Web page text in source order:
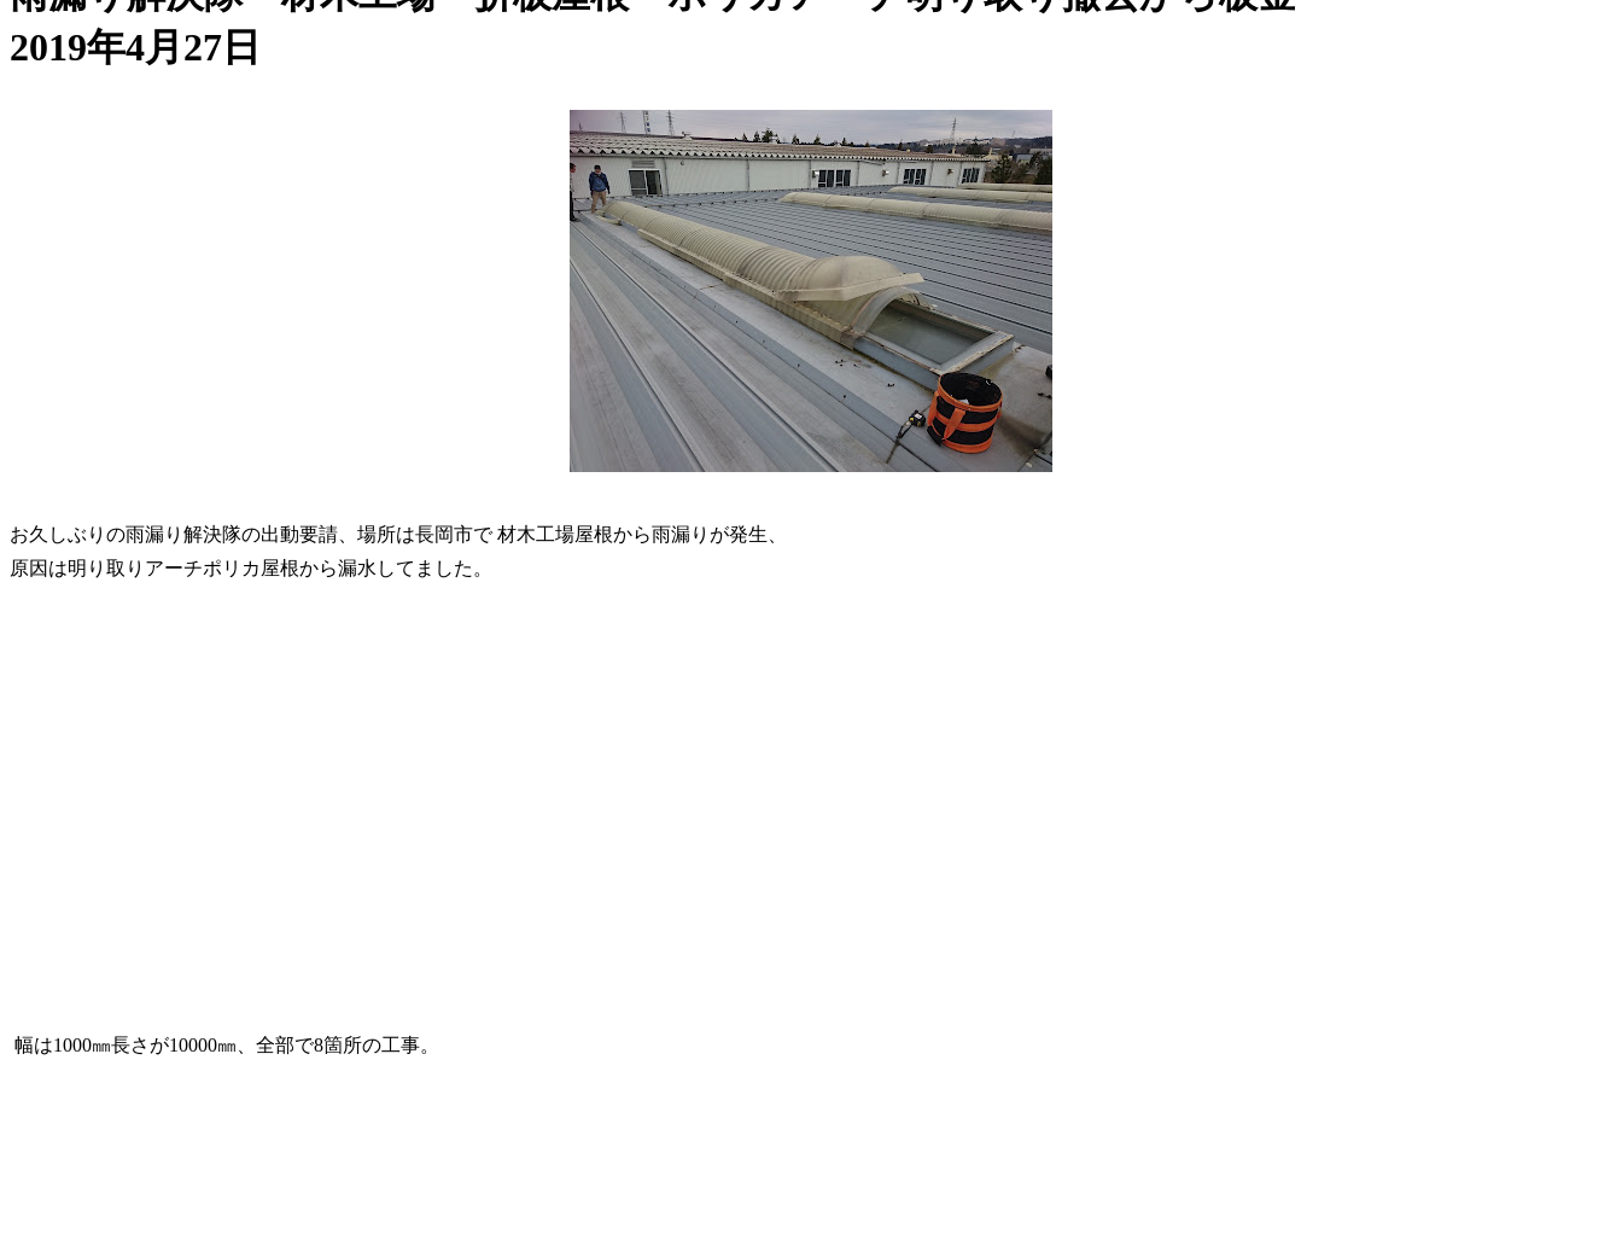
2019年4月27日
お久しぶりの雨漏り解決隊の出動要請、場所は長岡市で 材木工場屋根から雨漏りが発生、
原因は明り取りアーチポリカ屋根から漏水してました。
幅は1000㎜長さが10000㎜、全部で8箇所の工事。